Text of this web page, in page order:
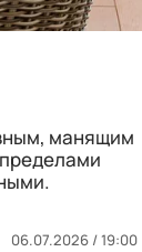
манящим
06.07.2026 / 19:00